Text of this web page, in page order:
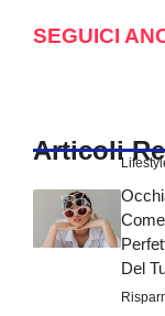
SEGUICI
Articoli
Del